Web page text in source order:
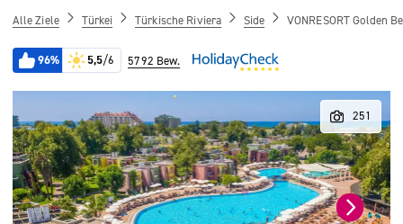
Alle Ziele Türkei Türkische Riviera Side VONRESORT Golden
96% 5,5/6 5792 Bew.